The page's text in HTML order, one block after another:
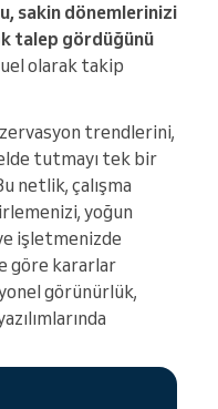
sakin dönemlerinizi
talep gördüğünü
olarak takip
trendlerini,
tutmayı tek bir
netlik, çalışma
yoğun
işletmenizde
göre kararlar
görünürlük,